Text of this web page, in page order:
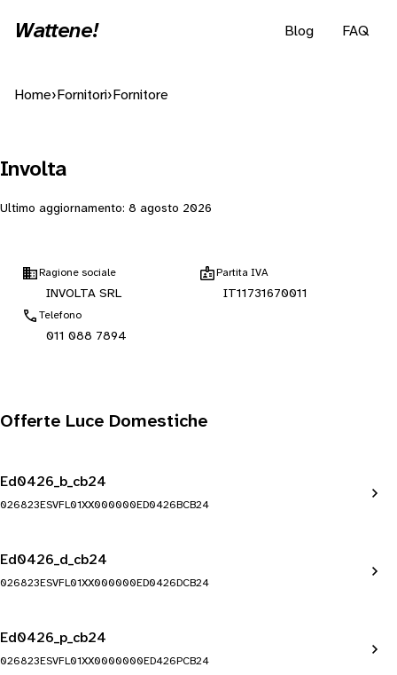
Wattene! Blog FAQ
Home› Fornitori› Fornitore
Involta
Ultimo aggiornamento: 8 agosto 2026
Ragione sociale
INVOLTA SRL
Partita IVA
IT11731670011
Telefono
011 088 7894
Offerte Luce Domestiche
Ed0426_b_cb24
026823ESVFL01XX000000ED0426BCB24
Ed0426_d_cb24
026823ESVFL01XX000000ED0426DCB24
Ed0426_p_cb24
026823ESVFL01XX0000000ED426PCB24